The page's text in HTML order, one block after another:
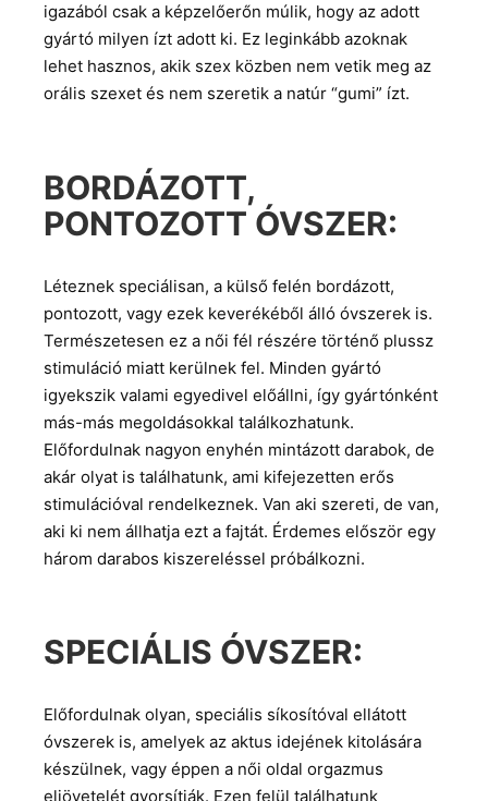
igazából csak a képzelőerőn múlik, hogy az adott
gyártó milyen ízt adott ki. Ez leginkább azoknak
lehet hasznos, akik szex közben nem vetik meg az
orális szexet és nem szeretik a natúr “gumi” ízt.
BORDÁZOTT,
PONTOZOTT ÓVSZER:
Léteznek speciálisan, a külső felén bordázott,
pontozott, vagy ezek keverékéből álló óvszerek is.
Természetesen ez a női fél részére történő plussz
stimuláció miatt kerülnek fel. Minden gyártó
igyekszik valami egyedivel előállni, így gyártónként
más-más megoldásokkal találkozhatunk.
Előfordulnak nagyon enyhén mintázott darabok, de
akár olyat is találhatunk, ami kifejezetten erős
stimulációval rendelkeznek. Van aki szereti, de van,
aki ki nem állhatja ezt a fajtát. Érdemes először egy
három darabos kiszereléssel próbálkozni.
SPECIÁLIS ÓVSZER:
Előfordulnak olyan, speciális síkosítóval ellátott
óvszerek is, amelyek az aktus idejének kitolására
készülnek, vagy éppen a női oldal orgazmus
eljövetelét gyorsítják. Ezen felül találhatunk